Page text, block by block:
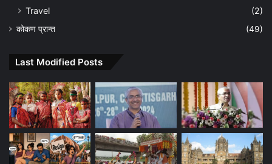
Travel
(2)
कोकण प्रान्त (49)
Last Modified Posts